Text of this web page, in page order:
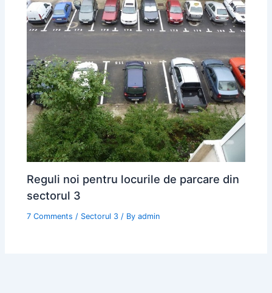
Reguli noi pentru locurile de parcare din
sectorul 3
7 Comments / Sectorul 3 / Byadmin